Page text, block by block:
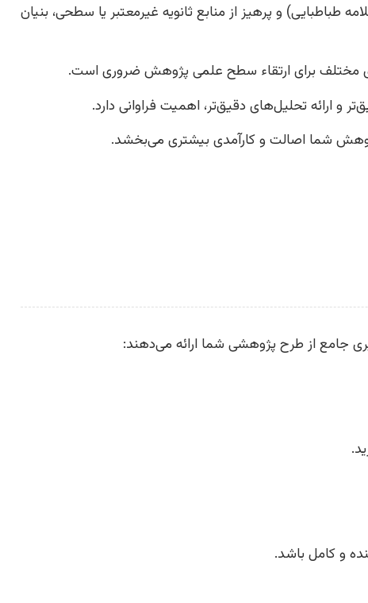
و پرهیز از منابع ثانویه غیرمعتبر یا سطحی، بنیان
مختلف برای ارتقاء سطح علمی پژوهش ضروری است.
و ارائه تحلیل‌های دقیق‌تر، اهمیت فراوانی دارد.
شما اصالت و کارآمدی بیشتری می‌بخشد.
جامع از طرح پژوهشی شما ارائه می‌دهند: